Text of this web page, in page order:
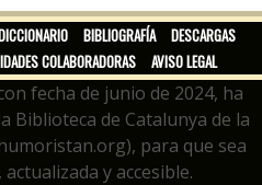
BIBLIOGRAFÍA
DESCARGAS
COLABORADORAS AVISO LEGAL
fecha de junio de 2024, ha
Biblioteca de Catalunya de la
para que sea
y accesible.